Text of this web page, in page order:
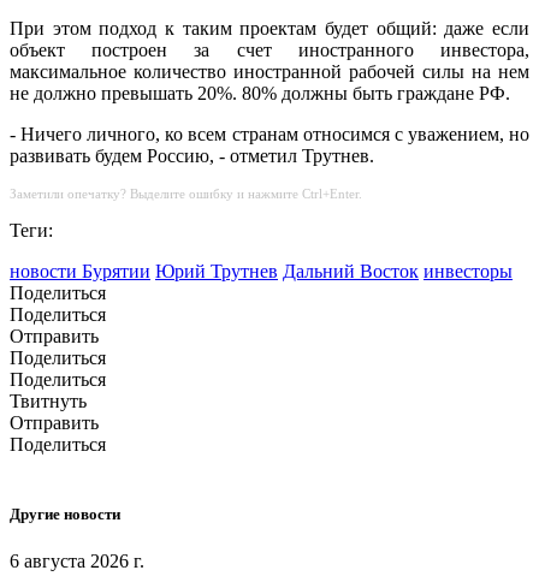
При этом подход к таким проектам будет общий: даже если
объект построен за счет иностранного инвестора,
максимальное количество иностранной рабочей силы на нем
не должно превышать 20%. 80% должны быть граждане РФ.
- Ничего личного, ко всем странам относимся с уважением, но
развивать будем Россию, - отметил Трутнев.
Заметили опечатку? Выделите ошибку и нажмите Ctrl+Enter.
Теги:
новости Бурятии Юрий Трутнев Дальний Восток инвесторы
Поделиться
Поделиться
Отправить
Поделиться
Поделиться
Твитнуть
Отправить
Поделиться
Другие новости
6 августа 2026 г.